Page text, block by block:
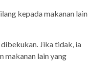
kepada makanan lain
Jika tidak, ia
makanan lain yang